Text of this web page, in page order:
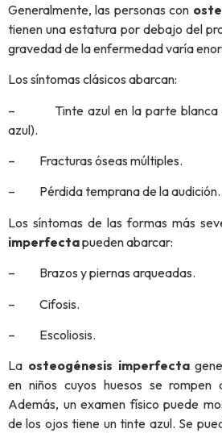
Generalmente, las personas con
tienen una estatura por debajo del
gravedad de la enfermedad varía
Los síntomas clásicos abarcan:
– Tinte azul en la parte blanca
azul).
– Fracturas óseas múltiples.
– Pérdida temprana de la audición.
Los síntomas de las formas más
imperfectapueden abarcar:
– Brazos y piernas arqueadas.
– Cifosis.
– Escoliosis.
La osteogénesis imperfecta
en niños cuyos huesos se
Además, un examen físico puede
de los ojos tiene un tinte azul. Se